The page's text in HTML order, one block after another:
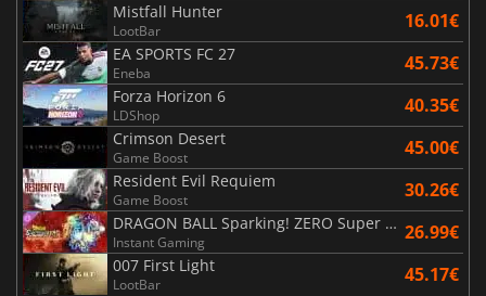
Mistfall Hunter
LootBar 16.01€
EA SPORTS FC 27
Eneba 45.73€
Forza Horizon 6
LDShop 40.35€
Crimson Desert
Game Boost 45.00€
Resident Evil Requiem
Game Boost 30.26€
DRAGON BALL Sparking! ZERO Super Limit Breaking NEO
Instant Gaming 26.99€
007 First Light
LootBar 45.17€